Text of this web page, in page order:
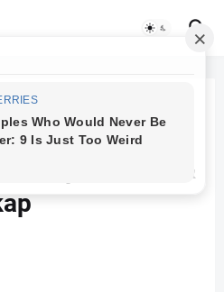
Galaxy A14
Spesifikasi &